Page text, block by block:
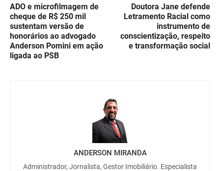
ADO e microfilmagem de
cheque de R$ 250 mil
sustentam versão de
honorários ao advogado
Anderson Pomini em ação
ligada ao PSB
Doutora Jane defende
Letramento Racial como
instrumento de
conscientização, respeito
e transformação social
ANDERSON MIRANDA
Administrador, Jornalista, Gestor Imobiliário. Especialista